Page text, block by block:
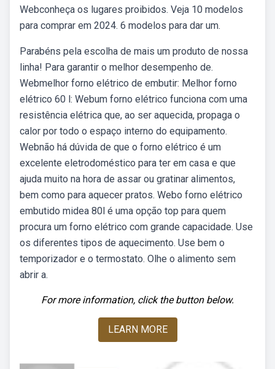
Webconheça os lugares proibidos. Veja 10 modelos
para comprar em 2024. 6 modelos para dar um.
Parabéns pela escolha de mais um produto de nossa
linha! Para garantir o melhor desempenho de.
Webmelhor forno elétrico de embutir: Melhor forno
elétrico 60 l: Webum forno elétrico funciona com uma
resistência elétrica que, ao ser aquecida, propaga o
calor por todo o espaço interno do equipamento.
Webnão há dúvida de que o forno elétrico é um
excelente eletrodoméstico para ter em casa e que
ajuda muito na hora de assar ou gratinar alimentos,
bem como para aquecer pratos. Webo forno elétrico
embutido midea 80l é uma opção top para quem
procura um forno elétrico com grande capacidade. Use
os diferentes tipos de aquecimento. Use bem o
temporizador e o termostato. Olhe o alimento sem
abrir a.
For more information, click the button below.
LEARN MORE